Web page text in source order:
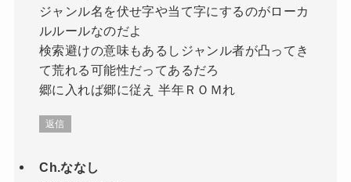
ジャンル名を伏せ字や当て字にするのがローカ
ルルールなのだよ
検索避けの意味もあるしジャンル者が凸ってき
て荒れる可能性だってあるだろ
郷に入れば郷に従え 半年ＲＯＭれ
返信
Ch.ななし